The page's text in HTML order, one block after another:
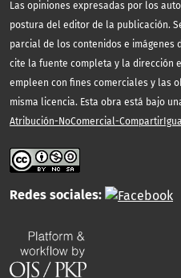
Las opiniones expresadas por los
postura del editor de la publicación.
parcial de los contenidos e imágenes
cite la fuente completa y la dirección
empleen con fines comerciales y las
misma licencia. Esta obra está bajo
Atribución-NoComercial-
Redes sociales: